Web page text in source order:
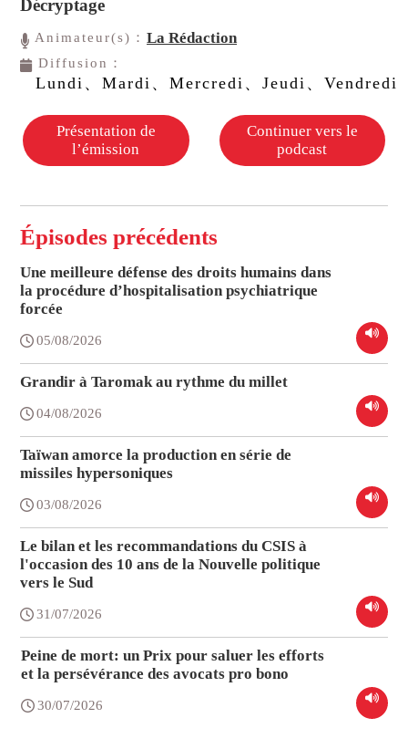
Décryptage
Animateur(s)：La Rédaction
Diffusion：
Lundi、Mardi、Mercredi、Jeudi、Vendredi
Présentation de
l’émission
Continuer vers le
podcast
Épisodes précédents
Une meilleure défense des droits humains dans
la procédure d’hospitalisation psychiatrique
forcée
05/08/2026
Grandir à Taromak au rythme du millet
04/08/2026
Taïwan amorce la production en série de
missiles hypersoniques
03/08/2026
Le bilan et les recommandations du CSIS à
l'occasion des 10 ans de la Nouvelle politique
vers le Sud
31/07/2026
Peine de mort: un Prix pour saluer les efforts
et la persévérance des avocats pro bono
30/07/2026